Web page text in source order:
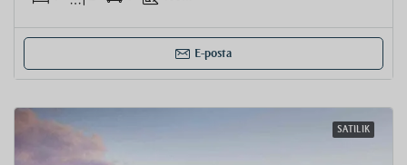
E-posta
SATILIK